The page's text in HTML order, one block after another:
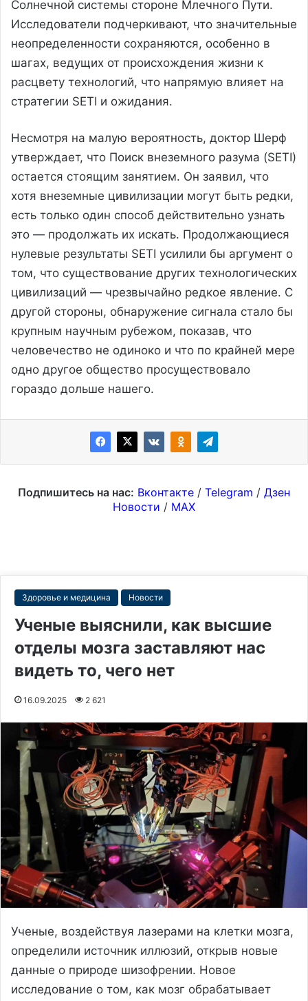
Солнечной системы стороне Млечного Пути.
Исследователи подчеркивают, что значительные
неопределенности сохраняются, особенно в
шагах, ведущих от происхождения жизни к
расцвету технологий, что напрямую влияет на
стратегии SETI и ожидания.
Несмотря на малую вероятность, доктор Шерф
утверждает, что Поиск внеземного разума (SETI)
остается стоящим занятием. Он заявил, что
хотя внеземные цивилизации могут быть редки,
есть только один способ действительно узнать
это — продолжать их искать. Продолжающиеся
нулевые результаты SETI усилили бы аргумент о
том, что существование других технологических
цивилизаций — чрезвычайно редкое явление. С
другой стороны, обнаружение сигнала стало бы
крупным научным рубежом, показав, что
человечество не одиноко и что по крайней мере
одно другое общество просуществовало
гораздо дольше нашего.
Подпишитесь на нас: Вконтакте / Telegram / Дзен
Новости / MAX